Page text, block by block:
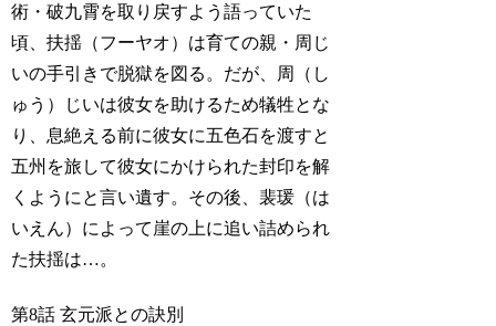
術・破九霄を取り戻すよう語っていた
頃、扶揺（フーヤオ）は育ての親・周じ
いの手引きで脱獄を図る。だが、周（し
ゅう）じいは彼女を助けるため犠牲とな
り、息絶える前に彼女に五色石を渡すと
五州を旅して彼女にかけられた封印を解
くようにと言い遺す。その後、裴瑗（は
いえん）によって崖の上に追い詰められ
た扶揺は…。
第8話 玄元派との訣別